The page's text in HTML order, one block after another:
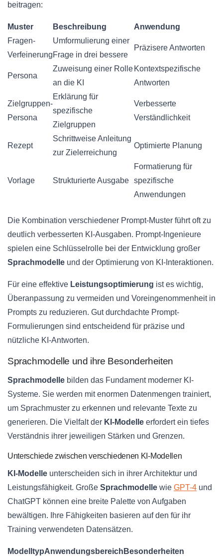
beitragen:
Muster Beschreibung
Anwendung
Fragen-
Verfeinerung
Umformulierung einer
Frage in drei bessere
Präzisere Antworten
Persona
Zuweisung einer Rolle
an die KI
Kontextspezifische
Antworten
Zielgruppen-
Persona
Erklärung für
spezifische
Zielgruppen
Verbesserte
Verständlichkeit
Rezept
Schrittweise Anleitung
zur Zielerreichung
Optimierte Planung
Vorlage Strukturierte Ausgabe
Formatierung für
spezifische
Anwendungen
Die Kombination verschiedener Prompt-Muster führt oft zu
deutlich verbesserten KI-Ausgaben. Prompt-Ingenieure
spielen eine Schlüsselrolle bei der Entwicklung großer
Sprachmodelle und der Optimierung von KI-Interaktionen.
Für eine effektive Leistungsoptimierung ist es wichtig,
Überanpassung zu vermeiden und Voreingenommenheit in
Prompts zu reduzieren. Gut durchdachte Prompt-
Formulierungen sind entscheidend für präzise und
nützliche KI-Antworten.
Sprachmodelle und ihre Besonderheiten
Sprachmodelle bilden das Fundament moderner KI-
Systeme. Sie werden mit enormen Datenmengen trainiert,
um Sprachmuster zu erkennen und relevante Texte zu
generieren. Die Vielfalt der KI-Modelle erfordert ein tiefes
Verständnis ihrer jeweiligen Stärken und Grenzen.
Unterschiede zwischen verschiedenen KI-Modellen
KI-Modelle unterscheiden sich in ihrer Architektur und
Leistungsfähigkeit. Große Sprachmodelle wie GPT-4 und
ChatGPT können eine breite Palette von Aufgaben
bewältigen. Ihre Fähigkeiten basieren auf den für ihr
Training verwendeten Datensätzen.
ModelltypAnwendungsbereich Besonderheiten